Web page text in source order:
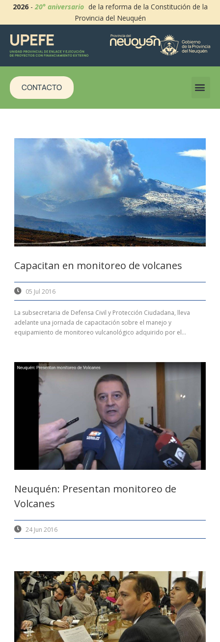
2026-20° aniversario de la reforma de la Constitución de la
Provincia del Neuquén
CONTACTO
Capacitan en monitoreo de volcanes
05 Jul 2016
La subsecretaria de Defensa Civil y Protección Ciudadana, lleva
adelante una jornada de capacitación sobre el manejo y
equipamiento de monitoreo vulcanológico adquirido por el...
Neuquén: Presentan monitoreo de
Volcanes
24 Jun 2016